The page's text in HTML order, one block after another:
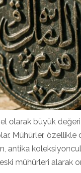
olarak büyük
Mühürler,
antika
mühürleri alarak